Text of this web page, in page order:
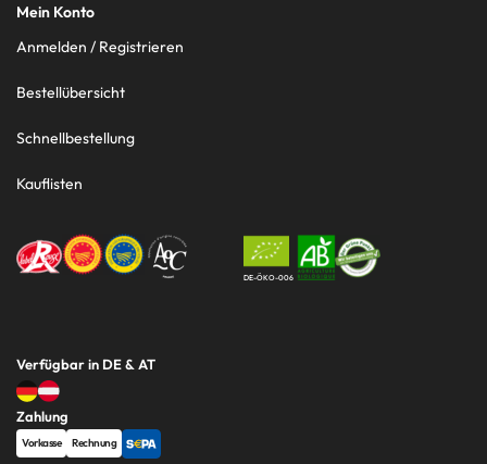
Mein Konto
Anmelden / Registrieren
Bestellübersicht
Schnellbestellung
Kauflisten
DE-ÖKO-006
Verfügbar in DE & AT
Zahlung
Vorkasse Rechnung